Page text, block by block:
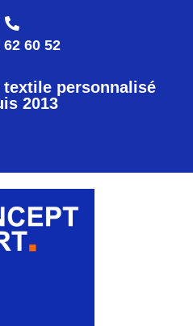
62 60 52
personnalisé
2013